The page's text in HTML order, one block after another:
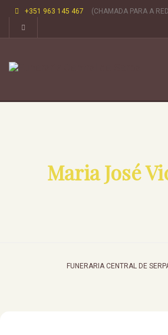
+351 963 145 467 (CHAMADA PARA A
Maria José
FUNERARIA CENTRAL DE